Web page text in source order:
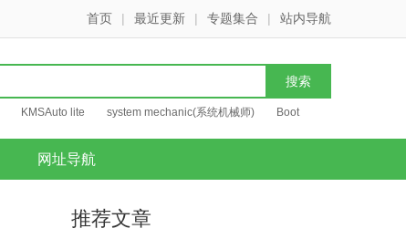
首页 | 最近更新 | 专题集合 | 站内导航
KMSAuto lite system mechanic(系统机械师) Boot
网址导航
推荐文章